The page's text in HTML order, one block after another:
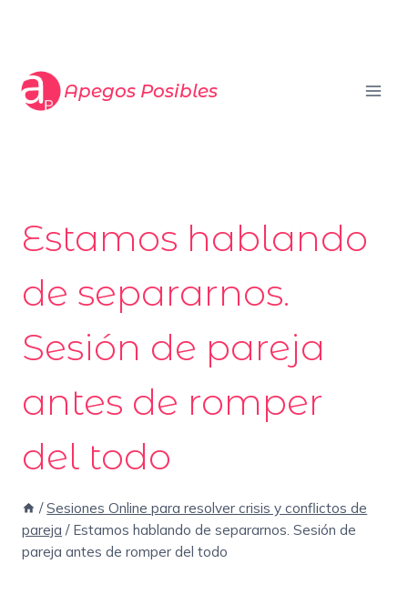
Apegos Posibles
Estamos hablando
de separarnos.
Sesión de pareja
antes de romper
del todo
/ Sesiones Online para resolver crisis y conflictos de
pareja / Estamos hablando de separarnos. Sesión de
pareja antes de romper del todo